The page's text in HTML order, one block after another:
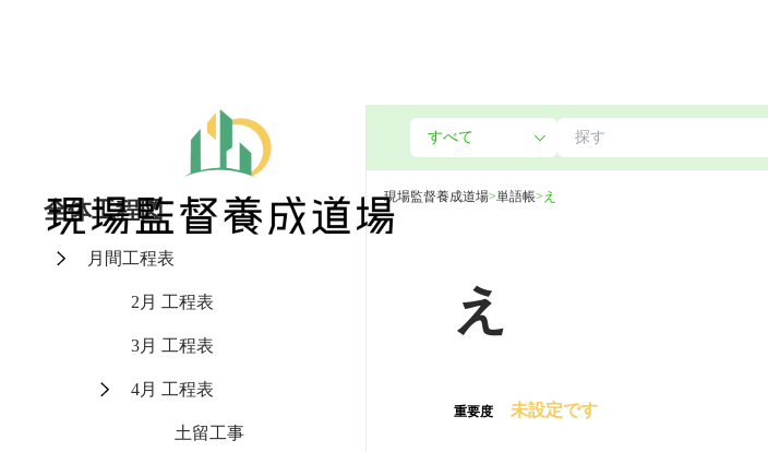
全体工程図
月間工程表
2月 工程表
3月 工程表
4月 工程表
土留工事
現場監督養成道場>単語帳> え
え
重要度 未設定です